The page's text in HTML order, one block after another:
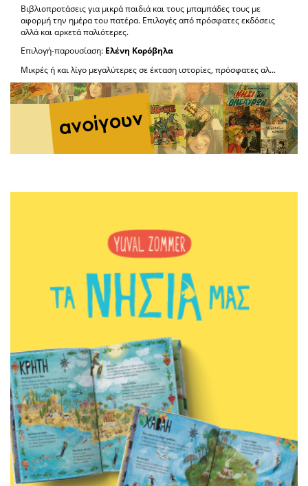
Βιβλιοπροτάσεις για μικρά παιδιά και τους μπαμπάδες τους με
αφορμή την ημέρα του πατέρα. Επιλογές από πρόσφατες εκδόσεις
αλλά και αρκετά παλιότερες.
Επιλογή-παρουσίαση: Ελένη Κορόβηλα
Μικρές ή και λίγο μεγαλύτερες σε έκταση ιστορίες, πρόσφατες αλ...